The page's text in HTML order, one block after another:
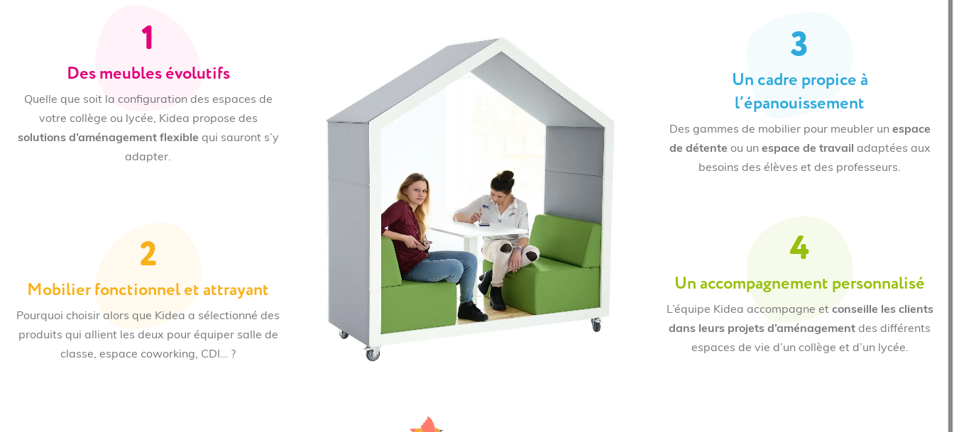
1
Des meubles évolutifs
Quelle que soit la configuration des espaces de
votre collège ou lycée, Kidea propose des
solutions d’aménagement flexible qui sauront s’y
adapter.
2
Mobilier fonctionnel et attrayant
Pourquoi choisir alors que Kidea a sélectionné des
produits qui allient les deux pour équiper salle de
classe, espace coworking, CDI… ?
3
Un cadre propice à
l’épanouissement
Des gammes de mobilier pour meubler un espace
de détente ou un espace de travail adaptées aux
besoins des élèves et des professeurs.
4
Un accompagnement personnalisé
L’équipe Kidea accompagne et conseille les clients
dans leurs projets d’aménagement des différents
espaces de vie d’un collège et d’un lycée.